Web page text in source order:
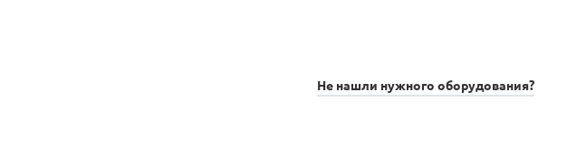
Не нашли нужного оборудования?